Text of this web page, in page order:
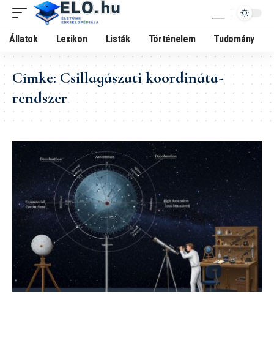
Állatok Lexikon Listák Történelem Tudomány
Címke:Csillagászati koordináta-
rendszer